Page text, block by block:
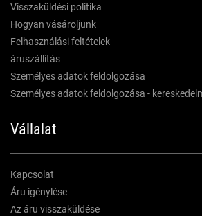
Visszaküldési politika
Hogyan vásároljunk
Felhasználási feltételek
áruszállítás
Személyes adatok feldolgozása
Személyes adatok feldolgozása -
Vállalat
Kapcsolat
Áru igénylése
Az áru visszaküldése